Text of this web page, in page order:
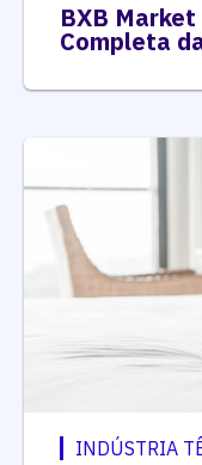
BXB
Completa
INDÚSTRIA